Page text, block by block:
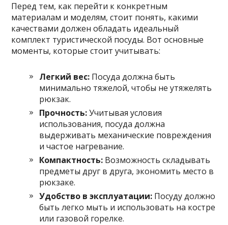
Перед тем, как перейти к конкретным
материалам и моделям, стоит понять, какими
качествами должен обладать идеальный
комплект туристической посуды. Вот основные
моменты, которые стоит учитывать:
Легкий вес: Посуда должна быть
минимально тяжелой, чтобы не утяжелять
рюкзак.
Прочность:Учитывая условия
использования, посуда должна
выдерживать механические повреждения
и частое нагревание.
Компактность: Возможность складывать
предметы друг в друга, экономить место в
рюкзаке.
Удобство в эксплуатации: Посуду должно
быть легко мыть и использовать на костре
или газовой горелке.